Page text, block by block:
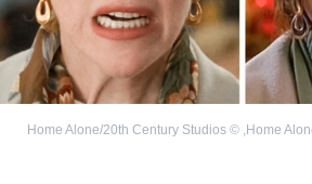
Home
,
©
Home Alone/20th Century Studios